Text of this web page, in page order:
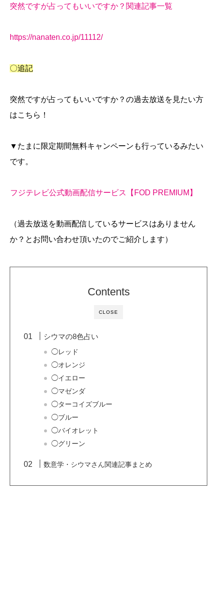
突然ですが占ってもいいですか？関連記事一覧
https://nanaten.co.jp/11112/
〇追記
突然ですが占ってもいいですか？の過去放送を見たい方
はこちら！
▼たまに限定期間無料キャンペーンも行っているみたい
です。
フジテレビ公式動画配信サービス【FOD PREMIUM】
（過去放送を動画配信しているサービスはありません
か？とお問い合わせ頂いたのでご紹介します）
CLOSE
Contents
シウマの8色占い
◯レッド
◯オレンジ
◯イエロー
◯マゼンダ
◯ターコイズブルー
◯ブルー
◯バイオレット
◯グリーン
数意学・シウマさん関連記事まとめ